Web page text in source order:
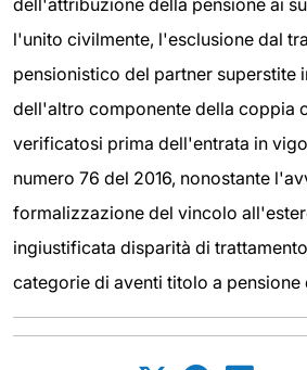
dell'attribuzione della pensione ai
l'unito civilmente, l'esclusione dal
pensionistico del partner superstite
dell'altro componente della coppia
verificatosi prima dell'entrata in
numero 76 del 2016, nonostante
formalizzazione del vincolo
ingiustificata disparità di
categorie di aventi titolo a